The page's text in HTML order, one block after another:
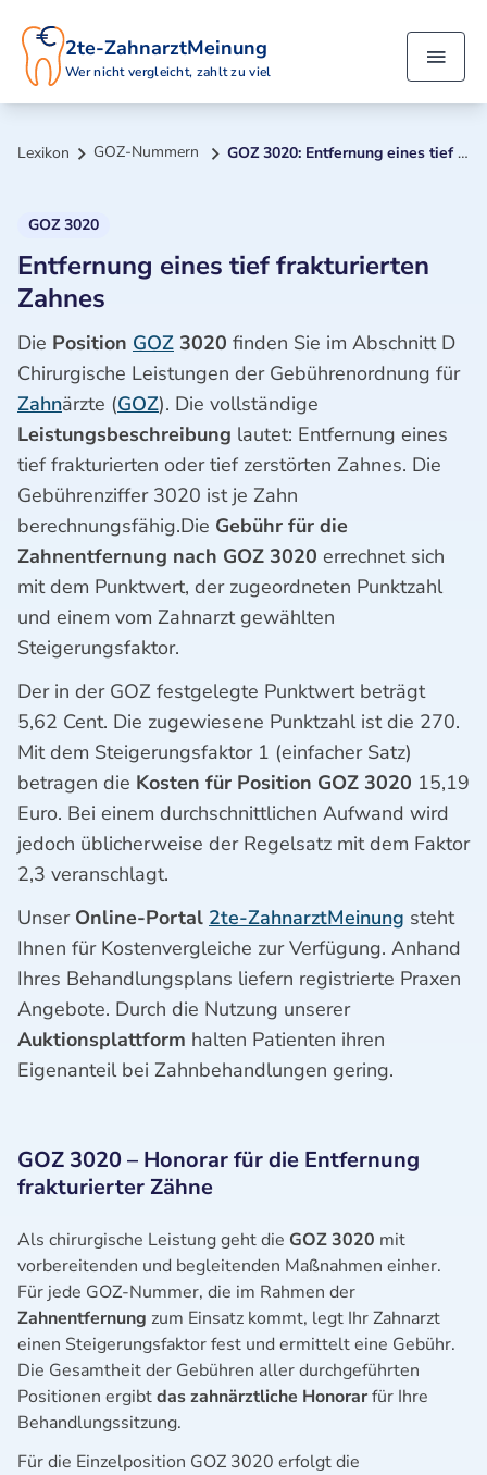
2te-ZahnarztMeinung
Wer nicht vergleicht, zahlt zu viel
Lexikon GOZ-Nummern GOZ 3020: Entfernung eines tief frakturierten Zahnes
GOZ 3020
Entfernung eines tief frakturierten
Zahnes
Die Position GOZ 3020 finden Sie im Abschnitt D
Chirurgische Leistungen der Gebührenordnung für
Zahnärzte (GOZ). Die vollständige
Leistungsbeschreibung lautet: Entfernung eines
tief frakturierten oder tief zerstörten Zahnes. Die
Gebührenziffer 3020 ist je Zahn
berechnungsfähig.Die Gebühr für die
Zahnentfernung nach GOZ 3020 errechnet sich
mit dem Punktwert, der zugeordneten Punktzahl
und einem vom Zahnarzt gewählten
Steigerungsfaktor.
Der in der GOZ festgelegte Punktwert beträgt
5,62 Cent. Die zugewiesene Punktzahl ist die 270.
Mit dem Steigerungsfaktor 1 (einfacher Satz)
betragen die Kosten für Position GOZ 3020 15,19
Euro. Bei einem durchschnittlichen Aufwand wird
jedoch üblicherweise der Regelsatz mit dem Faktor
2,3 veranschlagt.
Unser Online-Portal 2te-ZahnarztMeinung steht
Ihnen für Kostenvergleiche zur Verfügung. Anhand
Ihres Behandlungsplans liefern registrierte Praxen
Angebote. Durch die Nutzung unserer
Auktionsplattform halten Patienten ihren
Eigenanteil bei Zahnbehandlungen gering.
GOZ 3020 – Honorar für die Entfernung
frakturierter Zähne
Als chirurgische Leistung geht die GOZ 3020 mit
vorbereitenden und begleitenden Maßnahmen einher.
Für jede GOZ-Nummer, die im Rahmen der
Zahnentfernung zum Einsatz kommt, legt Ihr Zahnarzt
einen Steigerungsfaktor fest und ermittelt eine Gebühr.
Die Gesamtheit der Gebühren aller durchgeführten
Positionen ergibtdas zahnärztliche Honorarfür Ihre
Behandlungssitzung.
Für die Einzelposition GOZ 3020 erfolgt die